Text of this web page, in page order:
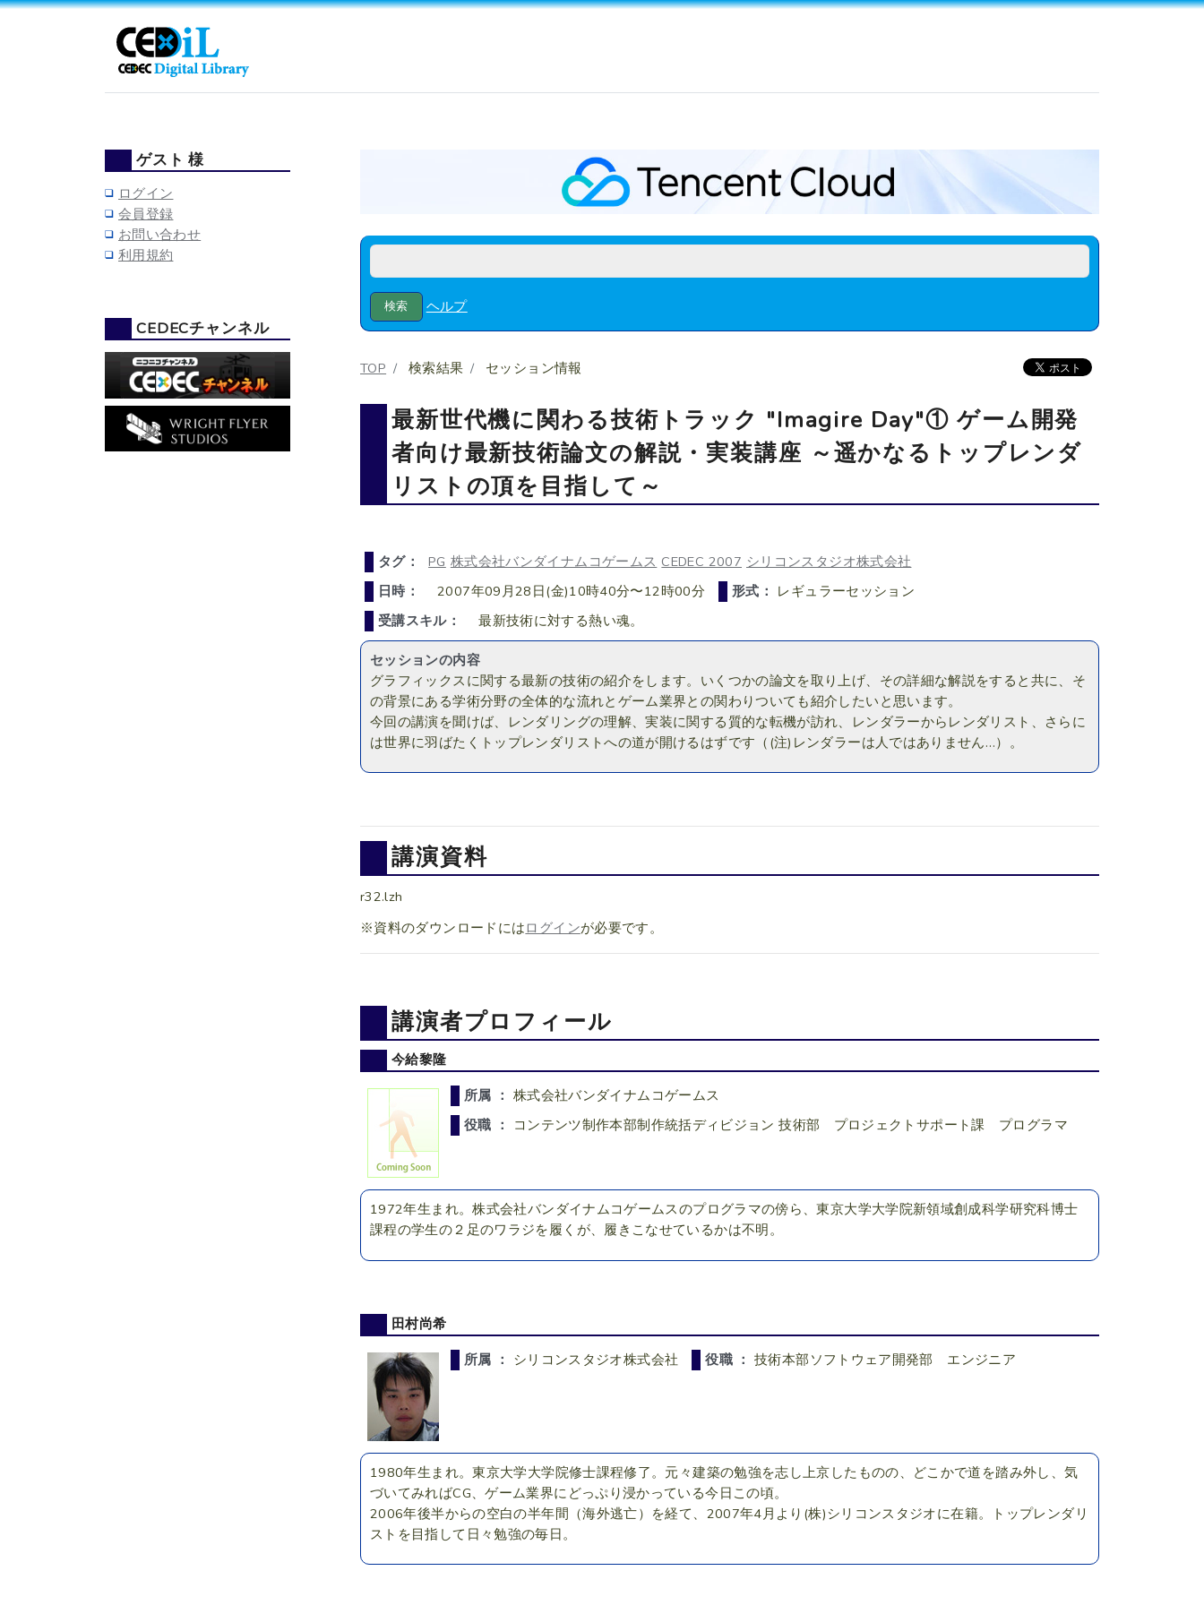
ヘルプ
TOP 検索結果 セッション情報
最新世代機に関わる技術トラック "Imagire Day"① ゲーム開発
者向け最新技術論文の解説・実装講座 ～遥かなるトップレンダ
リストの頂を目指して～
タグ： PG 株式会社バンダイナムコゲームス CEDEC 2007 シリコンスタジオ株式会社
日時：
2007年09月28日(金)10時40分〜12時00分 形式： レギュラーセッション
受講スキル：
最新技術に対する熱い魂。
セッションの内容
グラフィックスに関する最新の技術の紹介をします。いくつかの論文を取り上げ、その詳細な解説をすると共に、そ
の背景にある学術分野の全体的な流れとゲーム業界との関わりついても紹介したいと思います。
今回の講演を聞けば、レンダリングの理解、実装に関する質的な転機が訪れ、レンダラーからレンダリスト、さらに
は世界に羽ばたくトップレンダリストへの道が開けるはずです（(注)レンダラーは人ではありません…）。
講演資料
r32.lzh
※資料のダウンロードには ログインが必要です。
講演者プロフィール
今給黎隆
所属 ： 株式会社バンダイナムコゲームス
役職 ：
コンテンツ制作本部制作統括ディビジョン 技術部 プロジェクトサポート課 プログラマ
1972年生まれ。株式会社バンダイナムコゲームスのプログラマの傍ら、東京大学大学院新領域創成科学研究科博士
課程の学生の２足のワラジを履くが、履きこなせているかは不明。
田村尚希
所属 ： シリコンスタジオ株式会社 役職 ：技術本部ソフトウェア開発部 エンジニア
1980年生まれ。東京大学大学院修士課程修了。元々建築の勉強を志し上京したものの、どこかで道を踏み外し、気
づいてみればCG、ゲーム業界にどっぷり浸かっている今日この頃。
2006年後半からの空白の半年間（海外逃亡）を経て、2007年4月より(株)シリコンスタジオに在籍。トップレンダリ
ストを目指して日々勉強の毎日。
ゲスト 様
ログイン
会員登録
お問い合わせ
利用規約
CEDECチャンネル